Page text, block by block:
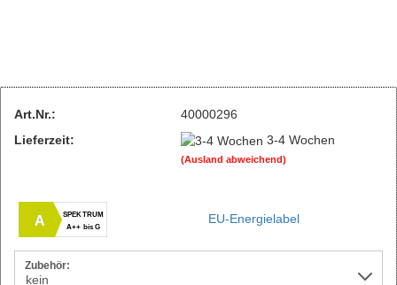
Art.Nr.:
40000296
Lieferzeit:
3-4 Wochen
(Ausland abweichend)
A
SPEKTRUM
A++ bis G
EU-Energielabel
Zubehör: